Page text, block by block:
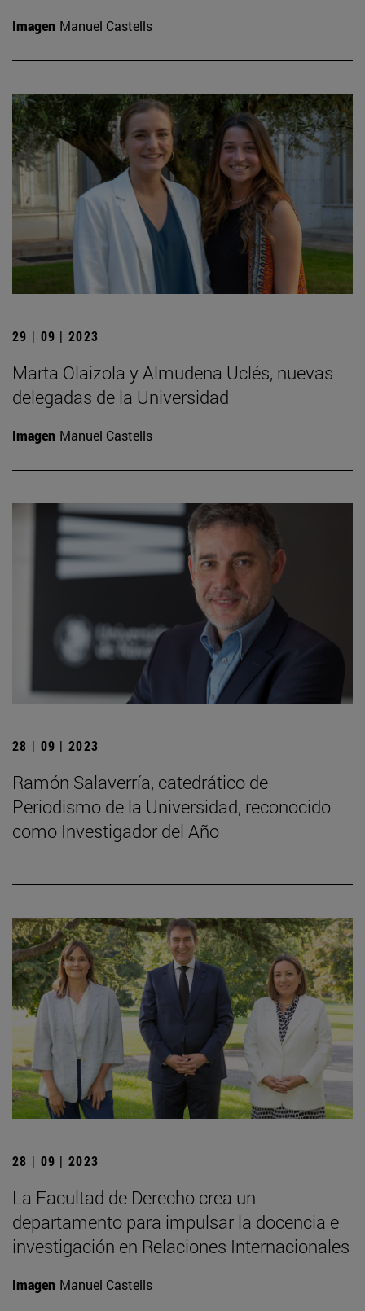
Imagen Manuel Castells
29 | 09 | 2023
Marta Olaizola y Almudena Uclés, nuevas
delegadas de la Universidad
Imagen Manuel Castells
28 | 09 | 2023
Ramón Salaverría, catedrático de
Periodismo de la Universidad, reconocido
como Investigador del Año
28 | 09 | 2023
La Facultad de Derecho crea un
departamento para impulsar la docencia e
investigación en Relaciones Internacionales
Imagen Manuel Castells